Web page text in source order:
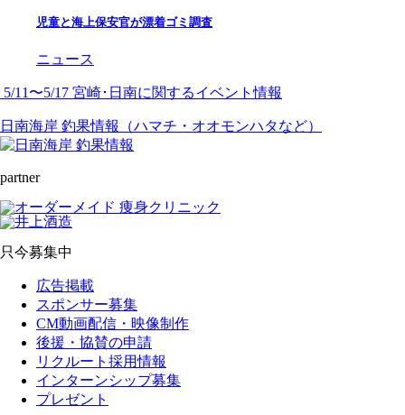
児童と海上保安官が漂着ゴミ調査
ニュース
5/11〜5/17 宮崎･日南に関するイベント情報
日南海岸 釣果情報（ハマチ・オオモンハタなど）
partner
只今募集中
広告掲載
スポンサー募集
CM動画配信・映像制作
後援・協賛の申請
リクルート採用情報
インターンシップ募集
プレゼント